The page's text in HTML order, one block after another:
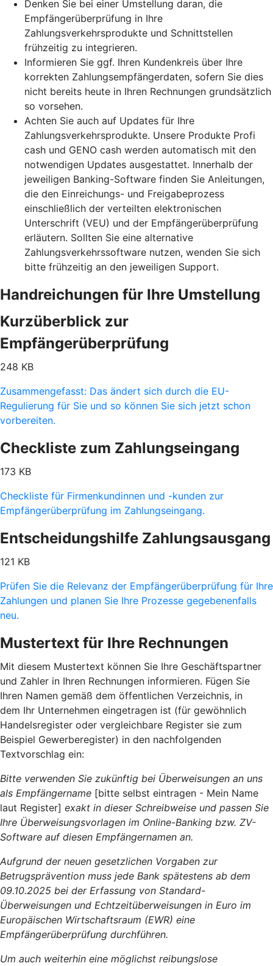
Denken Sie bei einer Umstellung daran, die
Empfängerüberprüfung in Ihre
Zahlungsverkehrsprodukte und Schnittstellen
frühzeitig zu integrieren.
Informieren Sie ggf. Ihren Kundenkreis über Ihre
korrekten Zahlungsempfängerdaten, sofern Sie dies
nicht bereits heute in Ihren Rechnungen grundsätzlich
so vorsehen.
Achten Sie auch auf Updates für Ihre
Zahlungsverkehrsprodukte. Unsere Produkte Profi
cash und GENO cash werden automatisch mit den
notwendigen Updates ausgestattet. Innerhalb der
jeweiligen Banking-Software finden Sie Anleitungen,
die den Einreichungs- und Freigabeprozess
einschließlich der verteilten elektronischen
Unterschrift (VEU) und der Empfängerüberprüfung
erläutern. Sollten Sie eine alternative
Zahlungsverkehrssoftware nutzen, wenden Sie sich
bitte frühzeitig an den jeweiligen Support.
Handreichungen für Ihre Umstellung
Kurzüberblick zur
Empfängerüberprüfung
248 KB
Zusammengefasst: Das ändert sich durch die EU-
Regulierung für Sie und so können Sie sich jetzt schon
vorbereiten.
Checkliste zum Zahlungseingang
173 KB
Checkliste für Firmenkundinnen und -kunden zur
Empfängerüberprüfung im Zahlungseingang.
Entscheidungshilfe Zahlungsausgang
121 KB
Prüfen Sie die Relevanz der Empfängerüberprüfung für Ihre
Zahlungen und planen Sie Ihre Prozesse gegebenenfalls
neu.
Mustertext für Ihre Rechnungen
Mit diesem Mustertext können Sie Ihre Geschäftspartner
und Zahler in Ihren Rechnungen informieren. Fügen Sie
Ihren Namen gemäß dem öffentlichen Verzeichnis, in
dem Ihr Unternehmen eingetragen ist (für gewöhnlich
Handelsregister oder vergleichbare Register sie zum
Beispiel Gewerberegister) in den nachfolgenden
Textvorschlag ein:
Bitte verwenden Sie zukünftig bei Überweisungen an uns
als Empfängername [bitte selbst eintragen - Mein Name
laut Register] exakt in dieser Schreibweise und passen Sie
Ihre Überweisungsvorlagen im Online-Banking bzw. ZV-
Software auf diesen Empfängernamen an.
Aufgrund der neuen gesetzlichen Vorgaben zur
Betrugsprävention muss jede Bank spätestens ab dem
09.10.2025 bei der Erfassung von Standard-
Überweisungen und Echtzeitüberweisungen in Euro im
Europäischen Wirtschaftsraum (EWR) eine
Empfängerüberprüfung durchführen.
Um auch weiterhin eine möglichst reibungslose